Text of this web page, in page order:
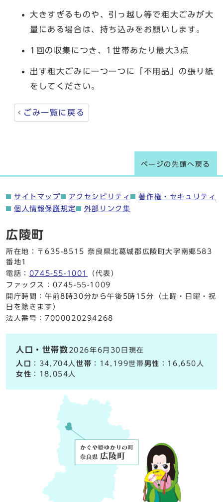
大きすぎるものや、引っ越し等で粗大ごみが大
量にある場合は、持ち込みをお願いします。
1回の収集につき、1世帯あたり最大3点
出す粗大ごみに一つ一つに「不用品」の張り紙
をしてください。
ごみ一覧に戻る
ページの先頭へ戻る
サイトマップ アクセシビリティ
著作権・セキュリティ
個人情報保護規定
外部リンク集
広陵町
所在地：〒635-8515 奈良県北葛城郡広陵町大字南郷583
番地1
電話： 0745-55-1001
（代表）
ファックス：0745-55-1009
開庁時間：午前8時30分から午後5時15分（土曜・日曜・祝
日を除きます）
法人番号：7000020294268
人口・世帯数 2026年6月30日現在
人口
：34,704人世帯 ：14,199世帯男性 ：16,650人
女性 ：18,054人